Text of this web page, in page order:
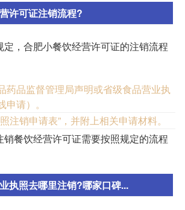
许可证注销流程?
，合肥小餐饮经营许可证的注销流程
药品监督管理局声明或省级食品营业执
请）。
注销申请表”，并附上相关申请材料。
销餐饮经营许可证需要按照规定的流程
执照去哪里注销?哪家口碑...